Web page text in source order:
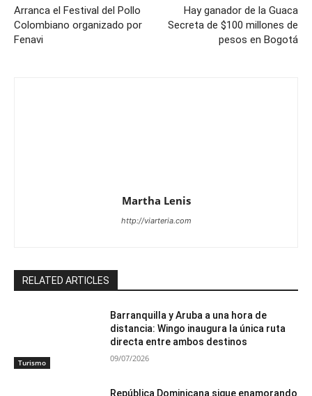
Arranca el Festival del Pollo
Colombiano organizado por
Fenavi
Hay ganador de la Guaca
Secreta de $100 millones de
pesos en Bogotá
Martha Lenis
http://viarteria.com
RELATED ARTICLES
Turismo
Barranquilla y Aruba a una hora de
distancia: Wingo inaugura la única ruta
directa entre ambos destinos
09/07/2026
República Dominicana sigue enamorando